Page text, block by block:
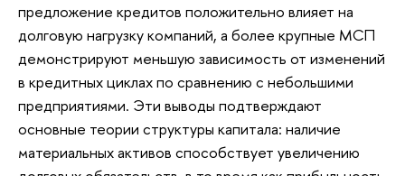
предложение кредитов положительно влияет на
долговую нагрузку компаний, а более крупные МСП
демонстрируют меньшую зависимость от изменений
в кредитных циклах по сравнению с небольшими
предприятиями. Эти выводы подтверждают
основные теории структуры капитала: наличие
материальных активов способствует увеличению